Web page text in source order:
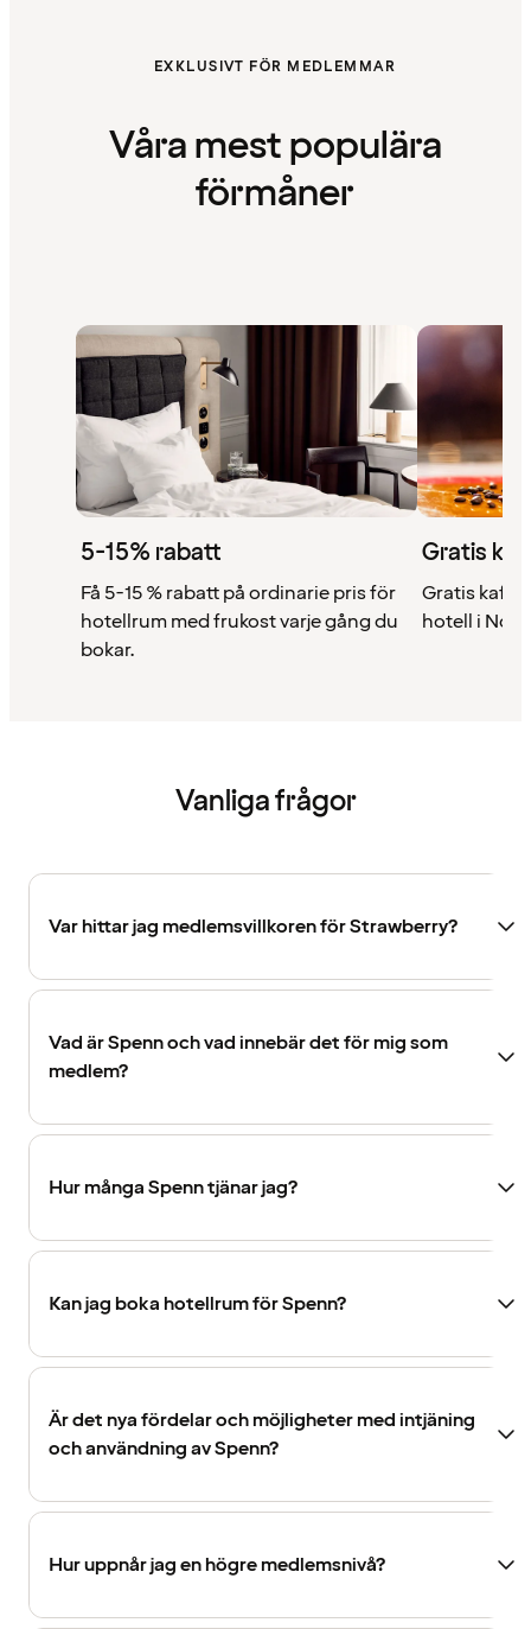
EXKLUSIVT FÖR MEDLEMMAR
Våra mest populära
förmåner
5-15% rabatt
Få 5-15 % rabatt på ordinarie pris för
hotellrum med frukost varje gång du
bokar.
Gratis
Gratis kaffe
hotell i
Vanliga frågor
Var hittar jag medlemsvillkoren för Strawberry?
Vad är Spenn och vad innebär det för mig som
medlem?
Hur många Spenn tjänar jag?
Kan jag boka hotellrum för Spenn?
Är det nya fördelar och möjligheter med intjäning
och användning av Spenn?
Hur uppnår jag en högre medlemsnivå?